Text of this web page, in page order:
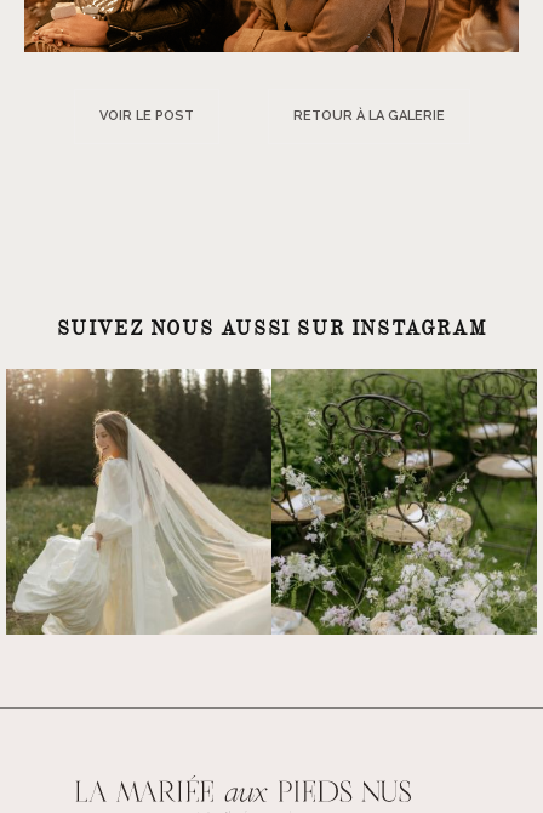
VOIR LE POST RETOUR À LA GALERIE
SUIVEZ NOUS AUSSI SUR INSTAGRAM